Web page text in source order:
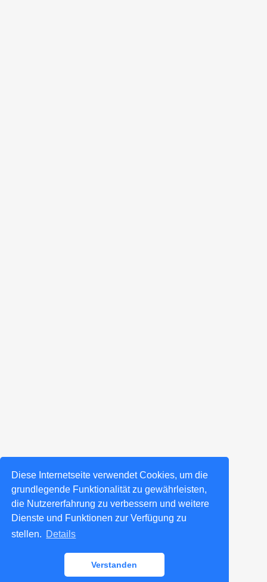
Diese Internetseite verwendet Cookies, um die
grundlegende Funktionalität zu gewährleisten,
die Nutzererfahrung zu verbessern und weitere
Dienste und Funktionen zur Verfügung zu
stellen. Details
Verstanden